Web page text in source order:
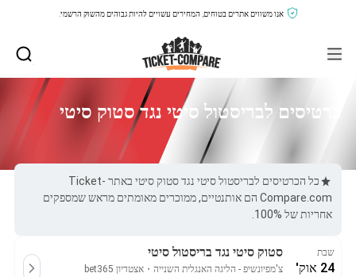
אנו משווים אתרים בטוחים, המחירים עשויים להיות גבוהים מהשוק הרשמי.
כרטיסים לבריסטול סיטי נגד סטוק סיטי
כל הכרטיסים לבריסטול סיטי נגד סטוק סיטי באתר Ticket-
Compare.com הם אותנטיים, ממוכרים מאומתים מראש שמספקים
אחריות של 100%.
שבת
24 אוק'
סטוק סיטי נגד בריסטול סיטי
צ'מפיונשיפ - הליגה האנגלית השנייה ・ אצטדיון bet365